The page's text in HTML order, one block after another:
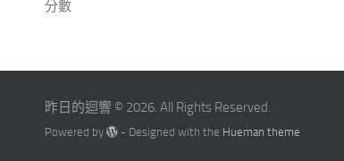
分數
昨日的迴響 © 2026. All Rights Reserved.
Powered by - Designed with the Hueman theme